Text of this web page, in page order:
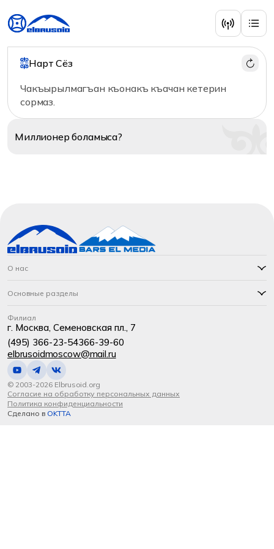
Нарт Сёз
Чакъырылмагъан къонакъ къачан кетерин
сормаз.
Миллионерболамыса?
О нас
Основные разделы
Филиал
г. Москва, Семеновская пл., 7
(495) 366-23-54366-39-60
elbrusoidmoscow@mail.ru
© 2003-2026 Elbrusoid.org
Согласие на обработку персональных данных
Политика конфиденциальности
Сделано в OKTTA